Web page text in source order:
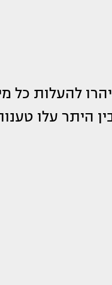
להעלות כל
היתר עלו